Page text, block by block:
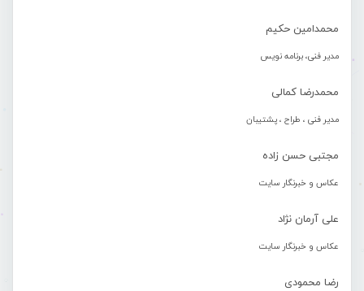
محمدامین حکیم
مدیر فنی، برنامه نویس
محمدرضا کمالی
مدیر فنی ، طراح ، پشتیبان
مجتبی حسن زاده
عکاس و خبرنگار سایت
علی آرمان نژاد
عکاس و خبرنگار سایت
رضا محمودی